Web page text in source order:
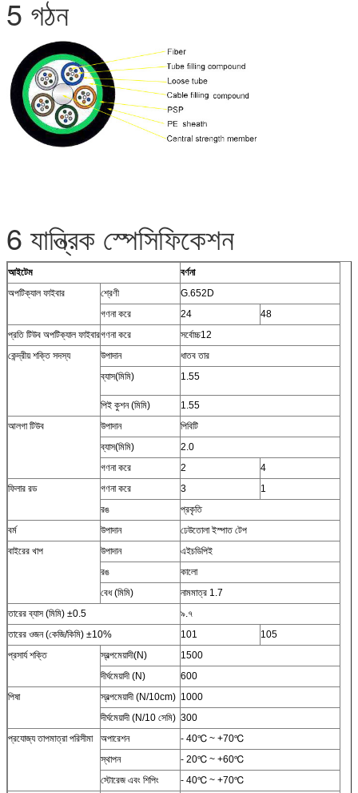
5 গঠন
6 যান্ত্রিক স্পেসিফিকেশন
আইটেম
বর্ণনা
অপটিক্যাল ফাইবার
শ্রেণী
G.652D
গণনা করে
24
48
প্রতি টিউব অপটিক্যাল ফাইবারগণনা করে
সর্বোচ্চ12
কেন্দ্রীয় শক্তি সদস্য
উপাদান
ধাতব তার
ব্যাস(মিমি)
1.55
পিই কুশন (মিমি)
1.55
আলগা টিউব
উপাদান
পিবিটি
ব্যাস(মিমি)
2.0
গণনা করে
2
4
ফিলার রড
গণনা করে 3
1
রঙ
প্রকৃতি
বর্ম
উপাদান
ঢেউতোলা ইস্পাত টেপ
বাইরের খাপ
উপাদান
এইচডিপিই
রঙ
কালো
বেধ (মিমি)
নামমাত্র 1.7
তারের ব্যাস (মিমি) ±0.5
৯.৭
তারের ওজন (কেজি/কিমি) ±10%
101
105
প্রসার্য শক্তি
স্বল্পমেয়াদী(N)
1500
দীর্ঘমেয়াদী (N)
600
পিষা
স্বল্পমেয়াদী (N/10cm) 1000
দীর্ঘমেয়াদী (N/10 সেমি) 300
প্রযোজ্য তাপমাত্রা পরিসীমা
অপারেশন
- 40℃ ~ +70℃
স্থাপন
- 20℃ ~ +60℃
স্টোরেজ এবং শিপিং
- 40℃ ~ +70℃